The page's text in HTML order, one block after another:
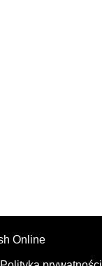
Online